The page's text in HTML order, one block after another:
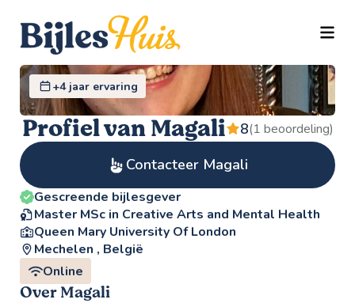
+4 jaar ervaring
Profiel van Magali 8(1 beoordeling)
Contacteer Magali
Gescreende bijlesgever
Master MSc in Creative Arts and Mental Health
Queen Mary University Of London
Mechelen , België
Online
Over Magali